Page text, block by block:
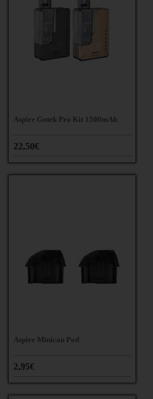
Aspire Gotek Pro Kit 1500mAh
22,50€
Aspire Minican Pod
2,95€